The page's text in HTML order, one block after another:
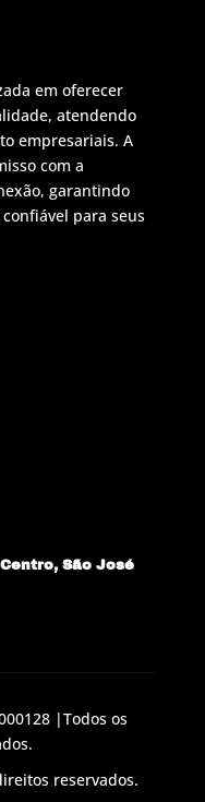
em oferecer
atendendo
empresariais. A
com a
garantindo
para seus
São José
|Todos os
reservados.